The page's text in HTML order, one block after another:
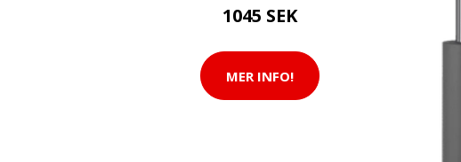
1045 SEK
MER INFO!